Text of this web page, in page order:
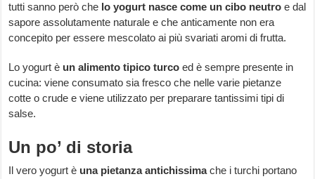
tutti sanno però che lo yogurt nasce come un cibo neutro e dal
sapore assolutamente naturale e che anticamente non era
concepito per essere mescolato ai più svariati aromi di frutta.
Lo yogurt è un alimento tipico turco ed è sempre presente in
cucina: viene consumato sia fresco che nelle varie pietanze
cotte o crude e viene utilizzato per preparare tantissimi tipi di
salse.
Un po’ di storia
Il vero yogurt è una pietanza antichissimache i turchi portano